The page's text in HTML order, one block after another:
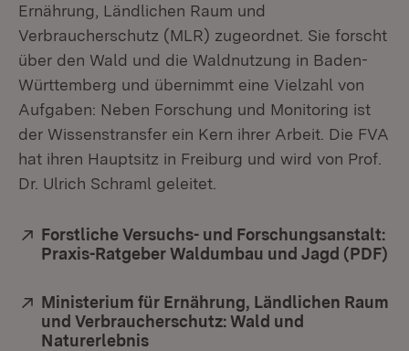
Ernährung, Ländlichen Raum und
Verbraucherschutz (MLR) zugeordnet. Sie forscht
über den Wald und die Waldnutzung in Baden-
Württemberg und übernimmt eine Vielzahl von
Aufgaben: Neben Forschung und Monitoring ist
der Wissenstransfer ein Kern ihrer Arbeit. Die FVA
hat ihren Hauptsitz in Freiburg und wird von Prof.
Dr. Ulrich Schraml geleitet.
Extern:
Forstliche Versuchs- und Forschungsanstalt:
Praxis-Ratgeber Waldumbau und Jagd (PDF)
Extern:
Ministerium für Ernährung, Ländlichen Raum
und Verbraucherschutz: Wald und
Naturerlebnis